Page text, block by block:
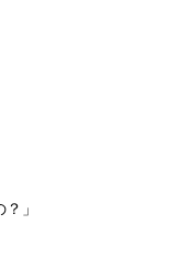
」